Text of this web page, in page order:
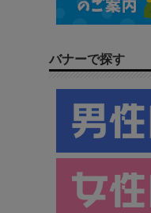
バナーで探す